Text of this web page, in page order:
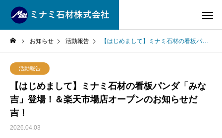
お知らせ 活動報告 【はじめまして】ミナミ石材の看板パンダ「みな吉」登場！＆楽天市場店オープンのお知らせだ吉！
活動報告
【はじめまして】ミナミ石材の看板パンダ「みな
吉」登場！＆楽天市場店オープンのお知らせだ
吉！
2026.04.03